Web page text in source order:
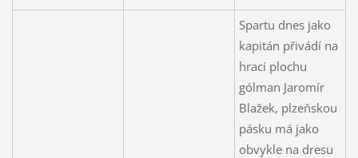
Spartu dnes jako
kapitán přivádí na
hrací plochu
gólman Jaromír
Blažek, plzeňskou
pásku má jako
obvykle na dresu